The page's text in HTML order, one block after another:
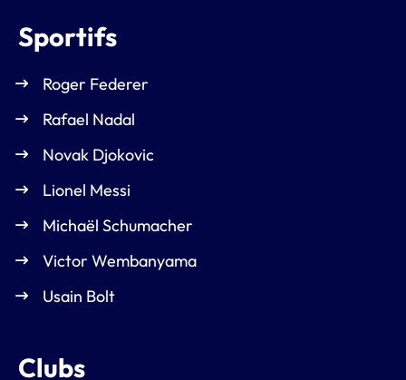
Sportifs
Roger Federer
Rafael Nadal
Novak Djokovic
Lionel Messi
Michaël Schumacher
Victor Wembanyama
Usain Bolt
Clubs